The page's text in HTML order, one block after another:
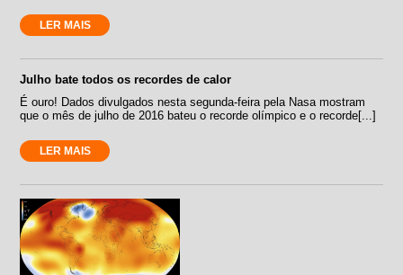
LER MAIS
Julho bate todos os recordes de calor
É ouro! Dados divulgados nesta segunda-feira pela Nasa mostram
que o mês de julho de 2016 bateu o recorde olímpico e o recorde[...]
LER MAIS